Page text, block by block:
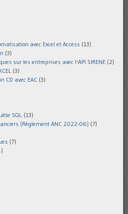
avec Excel et Access (13)
(3)
sur les entreprises avec l'API SIRENE (2)
(3)
CD avec EAC (3)
SQL (13)
(Règlement ANC 2022-06) (7)
(7)